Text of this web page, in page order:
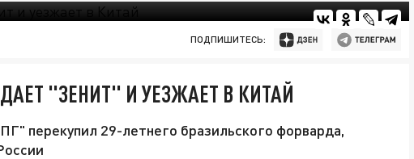
ПОДПИШИТЕСЬ:
"ЗЕНИТ" И УЕЗЖАЕТ В КИТАЙ
перекупил 29-летнего бразильского форварда,